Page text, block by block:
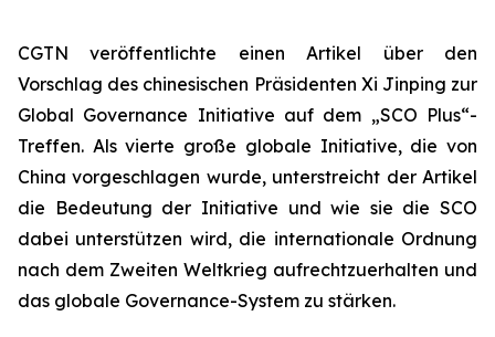
CGTN veröffentlichte einen Artikel über den
Vorschlag des chinesischen Präsidenten Xi Jinping zur
Global Governance Initiative auf dem „SCO Plus“-
Treffen. Als vierte große globale Initiative, die von
China vorgeschlagen wurde, unterstreicht der Artikel
die Bedeutung der Initiative und wie sie die SCO
dabei unterstützen wird, die internationale Ordnung
nach dem Zweiten Weltkrieg aufrechtzuerhalten und
das globale Governance-System zu stärken.